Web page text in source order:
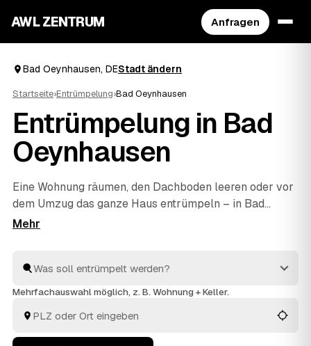
AWL ZENTRUM Anfragen
Bad Oeynhausen, DEStadt ändern
Startseite›Entrümpelung›Bad Oeynhausen
Entrümpelung in Bad
Oeynhausen
Eine Wohnung räumen, den Dachboden leeren oder vor
dem Umzug das ganze Haus entrümpeln – in Bad
Oeynhausen müssen Sie sich dafür nicht selbst auf die
Angebote von geprüften Anbietern aus der Umgebung.
Egal ob kleiner Auftrag oder komplette
alles wird fachgerecht entsorgt.
Mehrfachauswahl möglich, z. B. Wohnung + Keller.